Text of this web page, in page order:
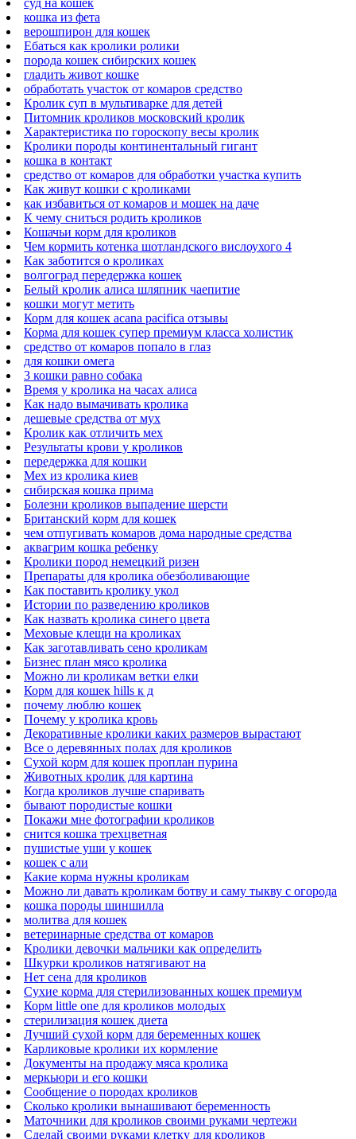
кошка из фета
верошпирон для кошек
Ебаться как кролики ролики
порода кошек сибирских кошек
гладить живот кошке
обработать участок от комаров средство
Кролик суп в мультиварке для детей
Питомник кроликов московский кролик
Характеристика по гороскопу весы кролик
Кролики породы континентальный гигант
кошка в контакт
средство от комаров для обработки участка купить
Как живут кошки с кроликами
как избавиться от комаров и мошек на даче
К чему сниться родить кроликов
Кошачьи корм для кроликов
Чем кормить котенка шотландского вислоухого 4
Как заботится о кроликах
волгоград передержка кошек
Белый кролик алиса шляпник чаепитие
кошки могут метить
Корм для кошек acana pacifica отзывы
Корма для кошек супер премиум класса холистик
средство от комаров попало в глаз
для кошки омега
3 кошки равно собака
Время у кролика на часах алиса
Как надо вымачивать кролика
дешевые средства от мух
Кролик как отличить мех
Результаты крови у кроликов
передержка для кошки
Мех из кролика киев
сибирская кошка прима
Болезни кроликов выпадение шерсти
Британский корм для кошек
чем отпугивать комаров дома народные средства
аквагрим кошка ребенку
Кролики пород немецкий ризен
Препараты для кролика обезболивающие
Как поставить кролику укол
Истории по разведению кроликов
Как назвать кролика синего цвета
Меховые клещи на кроликах
Как заготавливать сено кроликам
Бизнес план мясо кролика
Можно ли кроликам ветки елки
Корм для кошек hills к д
почему люблю кошек
Почему у кролика кровь
Декоративные кролики каких размеров вырастают
Все о деревянных полах для кроликов
Сухой корм для кошек проплан пурина
Животных кролик для картина
Когда кроликов лучше спаривать
бывают породистые кошки
Покажи мне фотографии кроликов
снится кошка трехцветная
пушистые уши у кошек
кошек с али
Какие корма нужны кроликам
Можно ли давать кроликам ботву и саму тыкву с огорода
кошка породы шиншилла
молитва для кошек
ветеринарные средства от комаров
Кролики девочки мальчики как определить
Шкурки кроликов натягивают на
Нет сена для кроликов
Сухие корма для стерилизованных кошек премиум
Корм little one для кроликов молодых
стерилизация кошек диета
Лучший сухой корм для беременных кошек
Карликовые кролики их кормление
Документы на продажу мяса кролика
меркьюри и его кошки
Сообщение о породах кроликов
Сколько кролики вынашивают беременность
Маточники для кроликов своими руками чертежи
Сделай своими руками клетку для кроликов